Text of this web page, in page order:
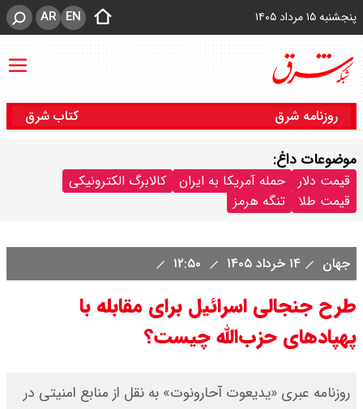
پنجشنبه ۱۵ مرداد ۱۴۰۵ EN
AR
روزنامه شرق کتاب شرق
موضوعات داغ:
قیمت دلار حمله آمریکا به ایران
کالابرگ الکترونیکی
قیمت طلا
تنگه هرمز
جهان ۱۴ خرداد ۱۴۰۵
طرح جنجالی اسرائیل برای مقابله با
پهپادهای حزب‌الله چیست؟
روزنامه عبری «یدیعوت آحارونوت» به نقل از منابع امنیتی در